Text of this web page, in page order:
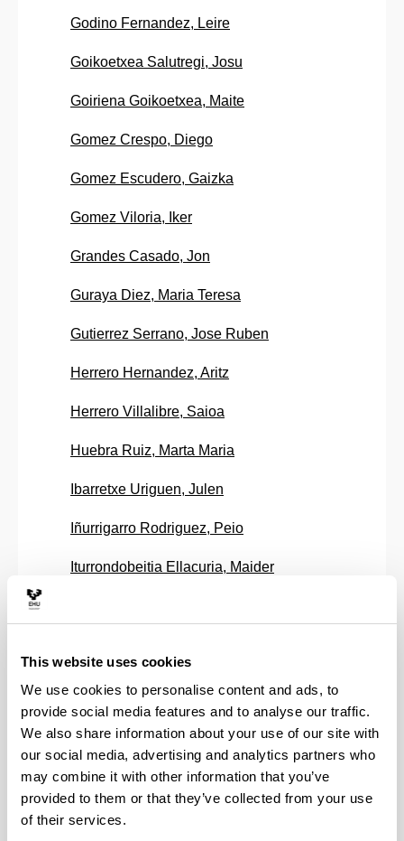
This website uses cookies
We use cookies to personalise content and ads, to
provide social media features and to analyse our traffic.
We also share information about your use of our site with
our social media, advertising and analytics partners who
may combine it with other information that you’ve
provided to them or that they’ve collected from your use
of their services.
Godino Fernandez, Leire
Goikoetxea Salutregi, Josu
Goiriena Goikoetxea, Maite
Gomez Crespo, Diego
Gomez Escudero, Gaizka
Gomez Viloria, Iker
Grandes Casado, Jon
Guraya Diez, Maria Teresa
Gutierrez Serrano, Jose Ruben
Herrero Hernandez, Aritz
Herrero Villalibre, Saioa
Huebra Ruiz, Marta Maria
Ibarretxe Uriguen, Julen
Iñurrigarro Rodriguez, Peio
Iturrondobeitia Ellacuria, Maider
Jorge Fernandez, Richard
Kaltzakorta Arantzamendi, Idurre
Larrañaga Etxabe, Xabier